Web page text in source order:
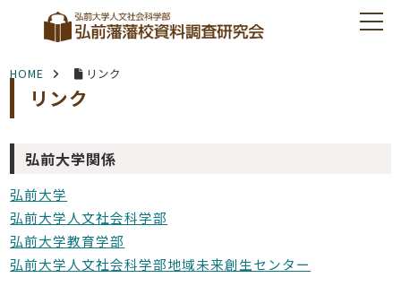
HOME リンク
リンク
弘前大学関係
弘前大学
弘前大学人文社会科学部
弘前大学教育学部
弘前大学人文社会科学部地域未来創生センター